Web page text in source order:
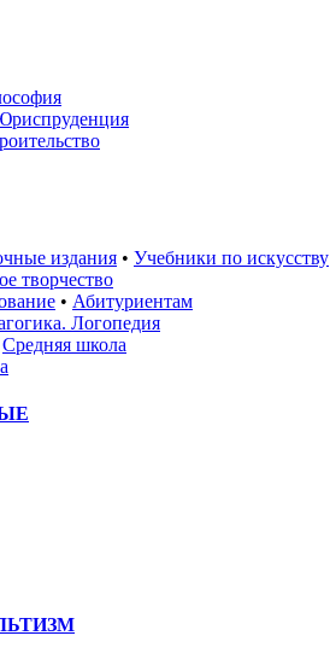
издания • Учебники по искусству
творчество
• Абитуриентам
Логопедия
Средняя школа